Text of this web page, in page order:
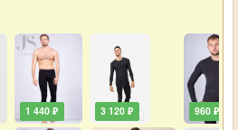
1 440 ₽ 3 120 ₽ 960 ₽